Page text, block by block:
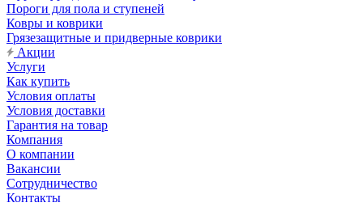
Пороги для пола и ступеней
Ковры и коврики
Грязезащитные и придверные коврики
Акции
Услуги
Как купить
Условия оплаты
Условия доставки
Гарантия на товар
Компания
О компании
Вакансии
Сотрудничество
Контакты